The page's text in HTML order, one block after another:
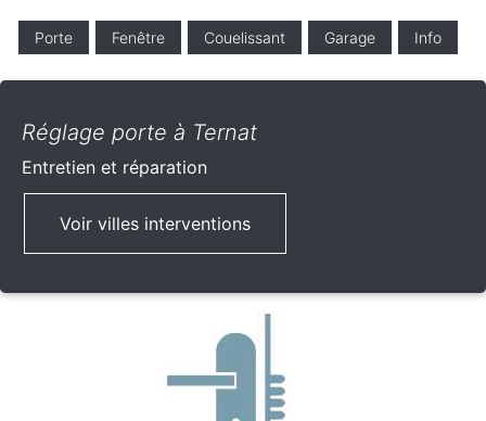
Porte Fenêtre Couelissant Garage Info
Réglage porte à Ternat
Entretien et réparation
Voir villes interventions